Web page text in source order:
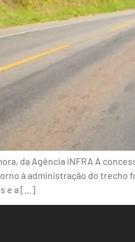
da Agência iNFRA A
à administração do trecho
e a […]